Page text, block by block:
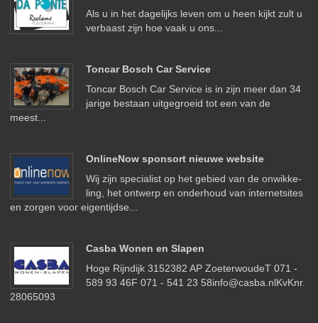
Als u in het dagelijks leven om u heen kijkt zult u
verbaast zijn hoe vaak u ons...
Toncar Bosch Car Service
Toncar Bosch Car Service is in zijn meer dan 34
jarige bestaan uitgegroeid tot een van de
meest...
OnlineNow sponsort nieuwe website
Wij zijn spe­cia­list op het ge­bied van de on­wikke­
ling, het ont­werp en on­der­houd van in­ter­net­sites
en zorgen voor ei­gen­ti­jdse...
Casba Wonen en Slapen
Hoge Rijndijk 3152382 AP ZoeterwoudeT 071 -
589 93 46F 071 - 541 23 58info@casba.nlKvKnr.
28065093